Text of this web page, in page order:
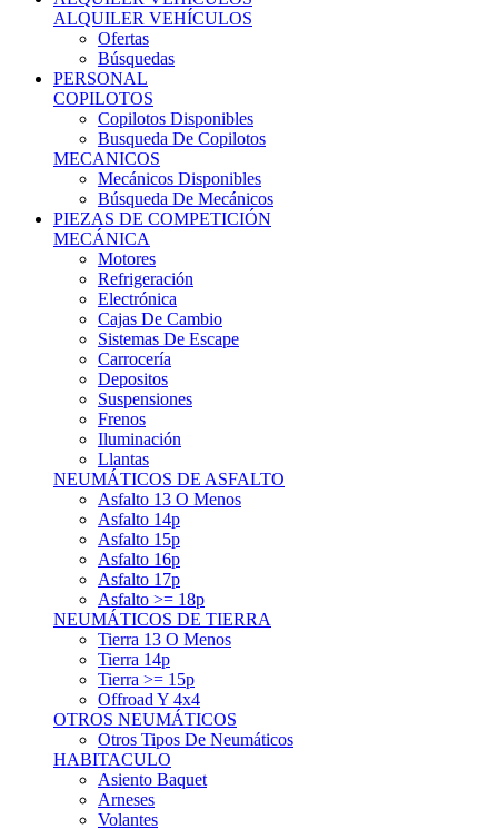
Cajas De Cambio
Sistemas De Escape
Carrocería
Depositos
Suspensiones
Frenos
Iluminación
Llantas
NEUMÁTICOS DE ASFALTO
Asfalto 13 O Menos
Asfalto 14p
Asfalto 15p
Asfalto 16p
Asfalto 17p
Asfalto >= 18p
NEUMÁTICOS DE TIERRA
Tierra 13 O Menos
Tierra 14p
Tierra >= 15p
Offroad Y 4x4
OTROS NEUMÁTICOS
Otros Tipos De Neumáticos
HABITACULO
Asiento Baquet
Arneses
Volantes
Pedales
Extinción
Resto De Accesorios
EQUIPACIÓN PILOTO/COPILOTO
Packs Completos
Monos De Competición
Botines De Competición
Guantes
Ropa Interior
Cascos
Sistemas Hans
Bolsas Y Mochilas
Equipación Para Mecánicos
ANUNCIOS DE COMPRA
Compra De Piezas